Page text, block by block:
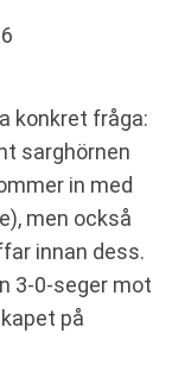
konkret fråga:
sarghörnen
in med
men också
innan dess.
3-0-seger mot
på